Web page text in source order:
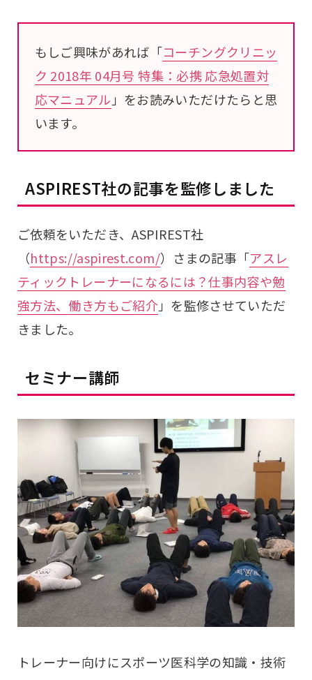
もしご興味があれば「コーチングクリニッ
ク 2018年 04月号 特集：必携 応急処置対
応マニュアル 」をお読みいただけたらと思
います。
ASPIREST社の記事を監修しました
ご依頼をいただき、ASPIREST社
（https://aspirest.com/）さまの記事「アスレ
ティックトレーナーになるには？仕事内容や勉
強方法、働き方もご紹介」を監修させていただ
きました。
セミナー講師
トレーナー向けにスポーツ医科学の知識・技術